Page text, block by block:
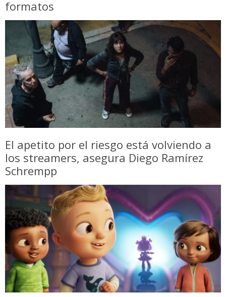
formatos
El apetito por el riesgo está volviendo a
los streamers, asegura Diego Ramírez
Schrempp